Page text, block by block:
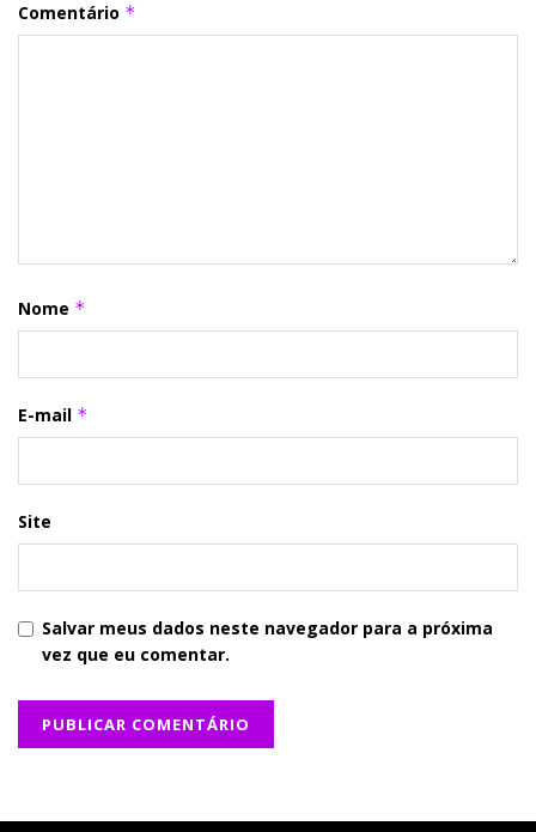
Comentário *
Nome *
E-mail *
Site
Salvar meus dados neste navegador para a próxima
vez que eu comentar.